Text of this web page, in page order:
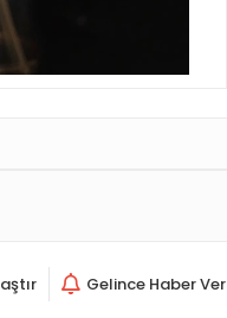
Gelince Haber Ver